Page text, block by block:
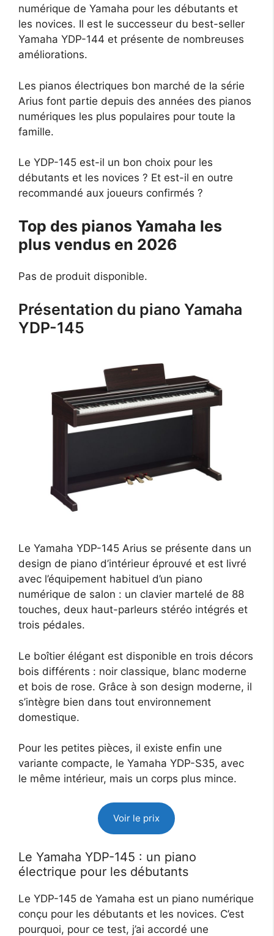
numérique de Yamaha pour les débutants et
les novices. Il est le successeur du best-seller
Yamaha YDP-144 et présente de nombreuses
améliorations.
Les pianos électriques bon marché de la série
Arius font partie depuis des années des pianos
numériques les plus populaires pour toute la
famille.
Le YDP-145 est-il un bon choix pour les
débutants et les novices ? Et est-il en outre
recommandé aux joueurs confirmés ?
Top des pianos Yamaha les
plus vendus en 2026
Pas de produit disponible.
Présentation du piano Yamaha
YDP-145
Le Yamaha YDP-145 Arius se présente dans un
design de piano d’intérieur éprouvé et est livré
avec l’équipement habituel d’un piano
numérique de salon : un clavier martelé de 88
touches, deux haut-parleurs stéréo intégrés et
trois pédales.
Le boîtier élégant est disponible en trois décors
bois différents : noir classique, blanc moderne
et bois de rose. Grâce à son design moderne, il
s’intègre bien dans tout environnement
domestique.
Pour les petites pièces, il existe enfin une
variante compacte, le Yamaha YDP-S35, avec
le même intérieur, mais un corps plus mince.
Voir le prix
Le Yamaha YDP-145 : un piano
électrique pour les débutants
Le YDP-145 de Yamaha est un piano numérique
conçu pour les débutants et les novices. C’est
pourquoi, pour ce test, j’ai accordé une